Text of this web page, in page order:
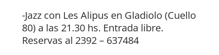
-Jazz con Les Alipus en Gladiolo (Cuello
80) a las 21.30 hs. Entrada libre.
Reservas al 2392 – 637484